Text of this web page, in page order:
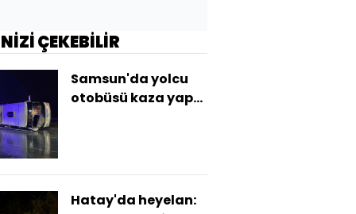
ÇEKEBİLİR
Samsun'da yolcu
otobüsü kaza yaptı:
Hatay'da heyelan: